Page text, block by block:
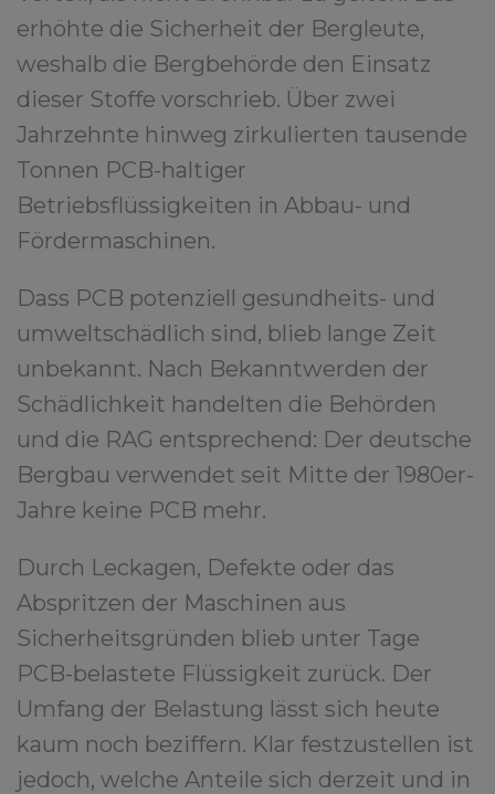
erhöhte die Sicherheit der Bergleute,
weshalb die Bergbehörde den Einsatz
dieser Stoffe vorschrieb. Über zwei
Jahrzehnte hinweg zirkulierten tausende
Tonnen PCB-haltiger
Betriebsflüssigkeiten in Abbau- und
Fördermaschinen.
Dass PCB potenziell gesundheits- und
umweltschädlich sind, blieb lange Zeit
unbekannt. Nach Bekanntwerden der
Schädlichkeit handelten die Behörden
und die RAG entsprechend: Der deutsche
Bergbau verwendet seit Mitte der 1980er-
Jahre keine PCB mehr.
Durch Leckagen, Defekte oder das
Abspritzen der Maschinen aus
Sicherheitsgründen blieb unter Tage
PCB-belastete Flüssigkeit zurück. Der
Umfang der Belastung lässt sich heute
kaum noch beziffern. Klar festzustellen ist
jedoch, welche Anteile sich derzeit und in